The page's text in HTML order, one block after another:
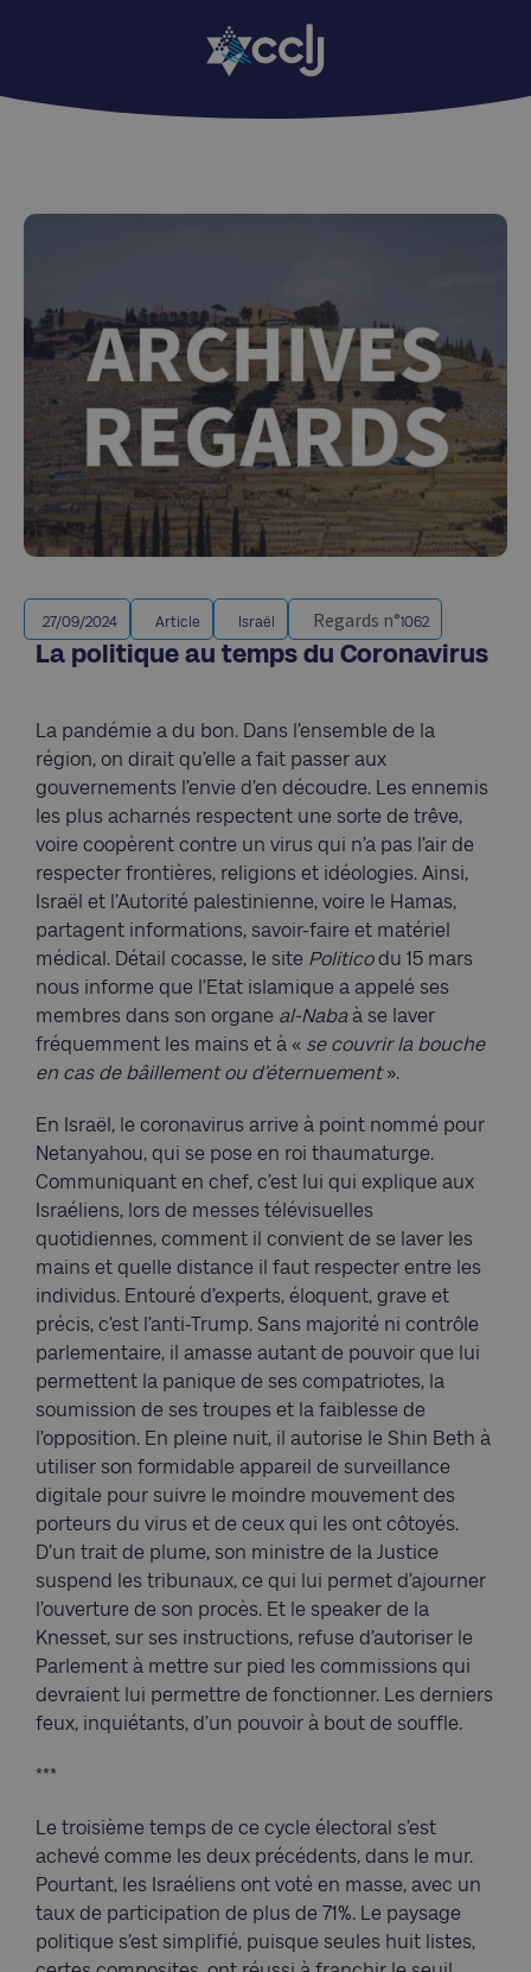
27/09/2024 Article Israël Regards n°1062
La politique au temps du Coronavirus
La pandémie a du bon. Dans l’ensemble de la
région, on dirait qu’elle a fait passer aux
gouvernements l’envie d’en découdre. Les ennemis
les plus acharnés respectent une sorte de trêve,
voire coopèrent contre un virus qui n’a pas l’air de
respecter frontières, religions et idéologies. Ainsi,
Israël et l’Autorité palestinienne, voire le Hamas,
partagent informations, savoir-faire et matériel
médical. Détail cocasse, le site Politicodu 15 mars
nous informe que l’Etat islamique a appelé ses
membres dans son organe al-Naba à se laver
fréquemment les mains et à « se couvrir la bouche
en cas de bâillement ou d’éternuement».
En Israël, le coronavirus arrive à point nommé pour
Netanyahou, qui se pose en roi thaumaturge.
Communiquant en chef, c’est lui qui explique aux
Israéliens, lors de messes télévisuelles
quotidiennes, comment il convient de se laver les
mains et quelle distance il faut respecter entre les
individus. Entouré d’experts, éloquent, grave et
précis, c’est l’anti-Trump. Sans majorité ni contrôle
parlementaire, il amasse autant de pouvoir que lui
permettent la panique de ses compatriotes, la
soumission de ses troupes et la faiblesse de
l’opposition. En pleine nuit, il autorise le Shin Beth à
utiliser son formidable appareil de surveillance
digitale pour suivre le moindre mouvement des
porteurs du virus et de ceux qui les ont côtoyés.
D’un trait de plume, son ministre de la Justice
suspend les tribunaux, ce qui lui permet d’ajourner
l’ouverture de son procès. Et le speaker de la
Knesset, sur ses instructions, refuse d’autoriser le
Parlement à mettre sur pied les commissions qui
devraient lui permettre de fonctionner. Les derniers
feux, inquiétants, d’un pouvoir à bout de souffle.
***
Le troisième temps de ce cycle électoral s’est
achevé comme les deux précédents, dans le mur.
Pourtant, les Israéliens ont voté en masse, avec un
taux de participation de plus de 71%. Le paysage
politique s’est simplifié, puisque seules huit listes,